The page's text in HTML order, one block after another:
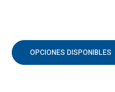
OPCIONES DISPONIBLES